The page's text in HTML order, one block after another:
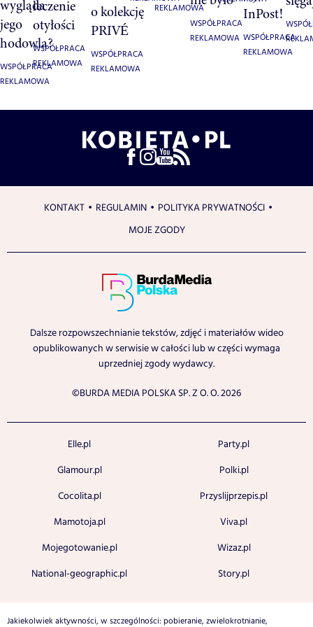
wygląda
jego
hodowla?
WSPÓŁPRACA
REKLAMOWA
leczenie
otyłości
WSPÓŁPRACA
REKLAMOWA
o kolekcję
PRIVÉ
WSPÓŁPRACA
REKLAMOWA
REKLAMOWA
WSPÓŁPRACA
REKLAMOWA
InPost!
WSPÓŁPRACA
REKLAMOWA
KONTAKT REGULAMIN
POLITYKA PRYWATNOŚCI
MOJE ZGODY
Dalsze rozpowszechnianie tekstów, zdjęć i materiałów wideo
opublikowanych w serwisie w całości lub w części wymaga
uprzedniej zgody wydawcy.
©BURDA MEDIA POLSKA SP. Z O. O. 2026
Elle.pl
Glamour.pl
Cocolita.pl
Mamotoja.pl
Mojegotowanie.pl
National-geographic.pl
Party.pl
Polki.pl
Przyslijprzepis.pl
Viva.pl
Wizaz.pl
Story.pl
Jakiekolwiek aktywności, w szczególności: pobieranie, zwielokrotnianie,